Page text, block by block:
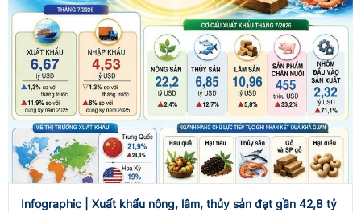
Infographic | Xuất khẩu nông, lâm, thủy sản đạt gần 42,8 tỷ